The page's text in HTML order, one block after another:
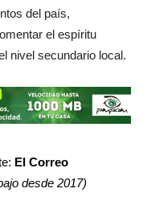
del país,
el espíritu
nivel secundario local.
El Correo
desde 2017)